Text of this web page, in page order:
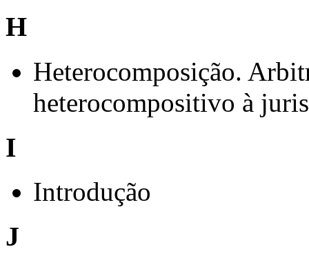
H
Heterocomposição.
heterocompositivo à
I
Introdução
J